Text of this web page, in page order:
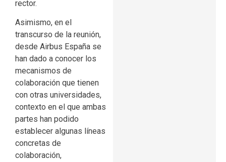
rector.
Asimismo, en el
transcurso de la reunión,
desde Airbus España se
han dado a conocer los
mecanismos de
colaboración que tienen
con otras universidades,
contexto en el que ambas
partes han podido
establecer algunas líneas
concretas de
colaboración,